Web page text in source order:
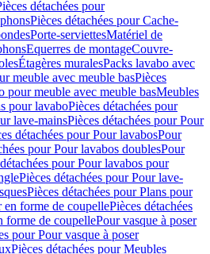
détachées pour
Pièces détachées pour Cache-
Porte-serviettesMatériel de
Equerres de montageCouvre-
Étagères muralesPacks lavabo avec
meuble avec meuble basPièces
pour meuble avec meuble basMeubles
pour lavaboPièces détachées pour
lave-mainsPièces détachées pour Pour
détachées pour Pour lavabosPour
pour Pour lavabos doublesPour
pour Pour lavabos pour
Pièces détachées pour Pour lave-
Pièces détachées pour Plans pour
en forme de coupellePièces détachées
forme de coupellePour vasque à poser
pour Pour vasque à poser
Pièces détachées pour Meubles